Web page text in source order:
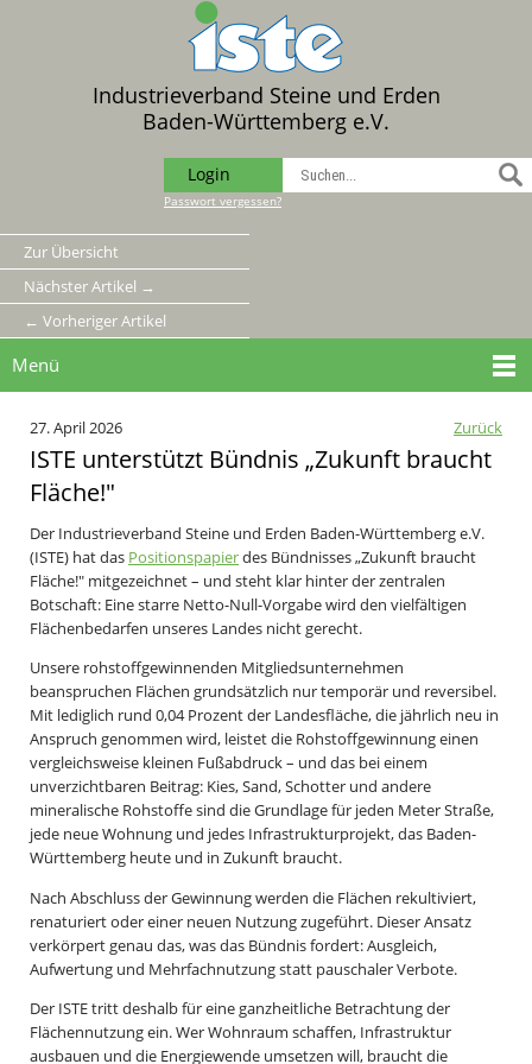
Industrieverband Steine und Erden
Baden-Württemberg e.V.
Login
Passwort vergessen?
Zur Übersicht
Nächster Artikel →
← Vorheriger Artikel
Menü
Zurück
27. April 2026
ISTE unterstützt Bündnis „Zukunft braucht
Fläche!"
Der Industrieverband Steine und Erden Baden-Württemberg e.V.
(ISTE) hat das Positionspapierdes Bündnisses „Zukunft braucht
Fläche!" mitgezeichnet – und steht klar hinter der zentralen
Botschaft: Eine starre Netto-Null-Vorgabe wird den vielfältigen
Flächenbedarfen unseres Landes nicht gerecht.
Unsere rohstoffgewinnenden Mitgliedsunternehmen
beanspruchen Flächen grundsätzlich nur temporär und reversibel.
Mit lediglich rund 0,04 Prozent der Landesfläche, die jährlich neu in
Anspruch genommen wird, leistet die Rohstoffgewinnung einen
vergleichsweise kleinen Fußabdruck – und das bei einem
unverzichtbaren Beitrag: Kies, Sand, Schotter und andere
mineralische Rohstoffe sind die Grundlage für jeden Meter Straße,
jede neue Wohnung und jedes Infrastrukturprojekt, das Baden-
Württemberg heute und in Zukunft braucht.
Nach Abschluss der Gewinnung werden die Flächen rekultiviert,
renaturiert oder einer neuen Nutzung zugeführt. Dieser Ansatz
verkörpert genau das, was das Bündnis fordert: Ausgleich,
Aufwertung und Mehrfachnutzung statt pauschaler Verbote.
Der ISTE tritt deshalb für eine ganzheitliche Betrachtung der
Flächennutzung ein. Wer Wohnraum schaffen, Infrastruktur
ausbauen und die Energiewende umsetzen will, braucht die